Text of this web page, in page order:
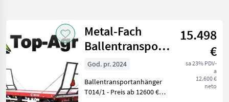
Kategorija 4 Država Filtri
Poljoprivredna
tehnika
Prikaži 6
rezultata
Metal-Fach
Ballentransportanhänger
T014/1
15.498
€
sa 23% PDV-
a
12.600 €
neto
God. pr. 2024
Ballentransportanhänger
T014/1 - Preis ab 12600 €